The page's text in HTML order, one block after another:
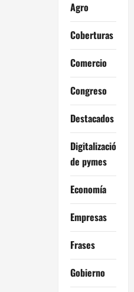
Agro
Coberturas
Comercio
Congreso
Destacados
Digitalización
de pymes
Economía
Empresas
Frases
Gobierno